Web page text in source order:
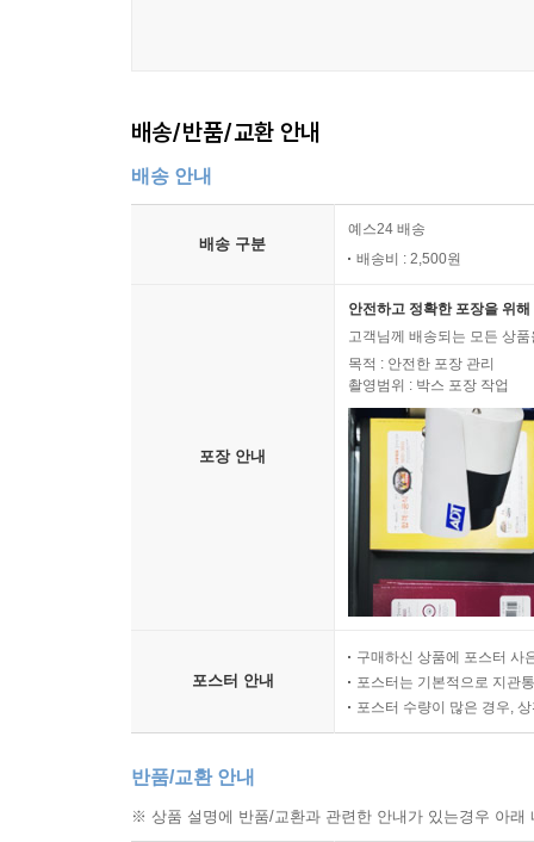
배송/반품/교환 안내
배송 안내
배송 구분
예스24 배송
배송비 : 2,500원
포장 안내
안전하고 정확한 포장을 위
고객님께 배송되는 모든 상
목적 : 안전한 포장 관리
촬영범위 : 박스 포장 작업
포스터 안내
구매하신 상품에 포스터 사
포스터는 기본적으로 지관
포스터 수량이 많은 경우,
반품/교환 안내
※ 상품 설명에 반품/교환과 관련한 안내가 있는경우 아